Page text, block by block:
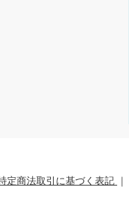
定商法取引に基づく表記 ｜